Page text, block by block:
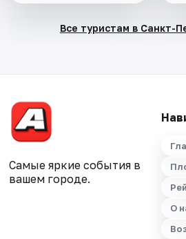
Все туристам в Санкт-
Самые яркие события в
вашем городе.
О